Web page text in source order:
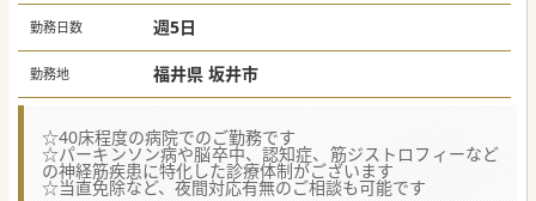
勤務日数 週5日
勤務地 福井県 坂井市
☆40床程度の病院でのご勤務です
☆パーキンソン病や脳卒中、認知症、筋ジストロフィーなど
の神経筋疾患に特化した診療体制がございます
☆当直免除など、夜間対応有無のご相談も可能です